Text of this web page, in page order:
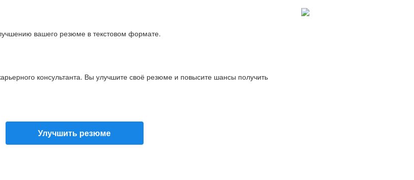
вашего резюме в текстовом формате.
консультанта. Вы улучшите своё резюме и повысите шансы получить
Улучшить резюме